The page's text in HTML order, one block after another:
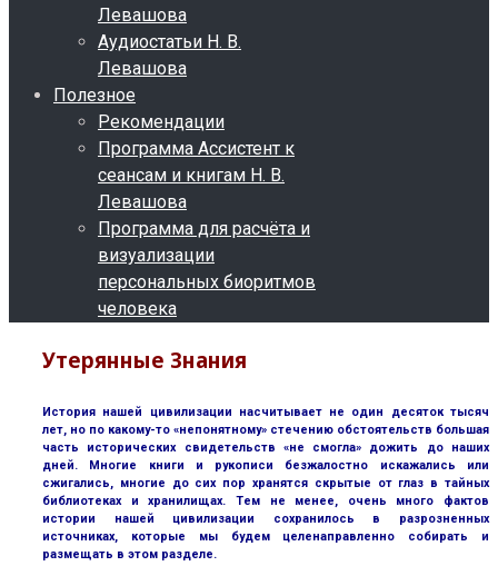
Левашова
Аудиостатьи Н. В.
Левашова
Полезное
Рекомендации
Программа Ассистент к
сеансам и книгам Н. В.
Левашова
Программа для расчёта и
визуализации
персональных биоритмов
человека
Утерянные Знания
История нашей цивилизации насчитывает не один десяток тысяч
лет, но по какому-то «непонятному» стечению обстоятельств большая
часть исторических свидетельств «не смогла» дожить до наших
дней. Многие книги и рукописи безжалостно искажались или
сжигались, многие до сих пор хранятся скрытые от глаз в тайных
библиотеках и хранилищах. Тем не менее, очень много фактов
истории нашей цивилизации сохранилось в разрозненных
источниках, которые мы будем целенаправленно собирать и
размещать в этом разделе.